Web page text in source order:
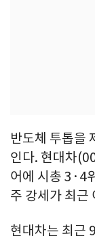
반도체 투톱을
인다. 현대차
어에 시총 3·4
주 강세가 최근
현대차는 최근